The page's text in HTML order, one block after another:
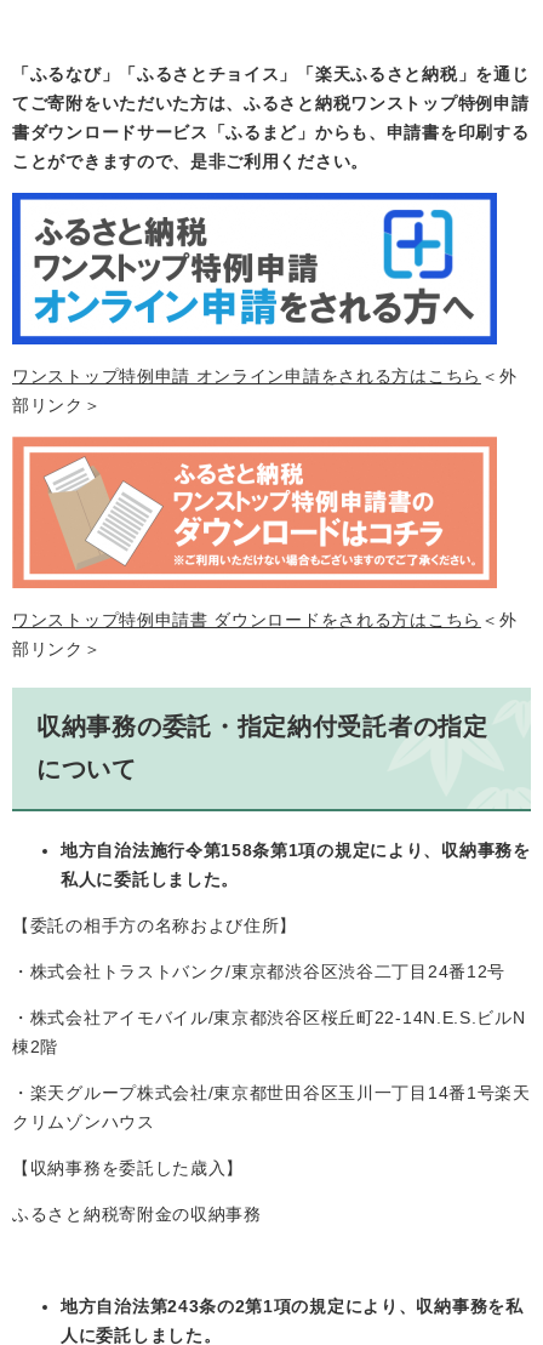
「ふるなび」「ふるさとチョイス」「楽天ふるさと納税」を通じ
てご寄附をいただいた方は、ふるさと納税ワンストップ特例申請
書ダウンロードサービス「ふるまど」からも、申請書を印刷する
ことができますので、是非ご利用ください。
ワンストップ特例申請 オンライン申請をされる方はこちら ＜外
部リンク＞
ワンストップ特例申請書 ダウンロードをされる方はこちら ＜外
部リンク＞
収納事務の委託・指定納付受託者の指定
について
地方自治法施行令第158条第1項の規定により、収納事務を
私人に委託しました。
【委託の相手方の名称および住所】
・株式会社トラストバンク/東京都渋谷区渋谷二丁目24番12号
・株式会社アイモバイル/東京都渋谷区桜丘町22-14N.E.S.ビルN
棟2階
・楽天グループ株式会社/東京都世田谷区玉川一丁目14番1号楽天
クリムゾンハウス
【収納事務を委託した歳入】
ふるさと納税寄附金の収納事務
地方自治法第243条の2第1項の規定により、収納事務を私
人に委託しました。